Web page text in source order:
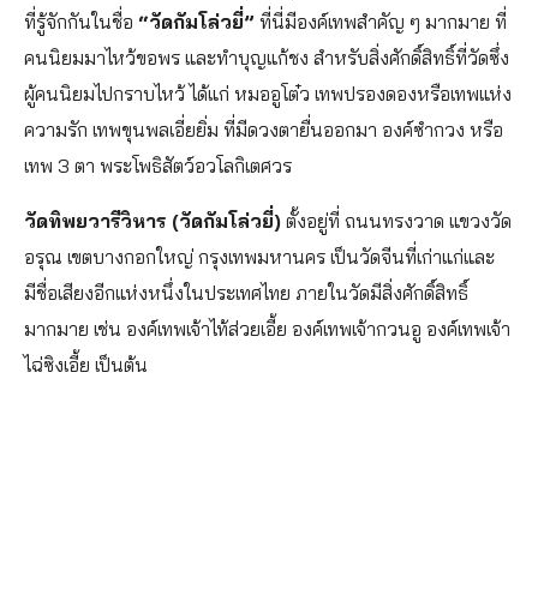
ที่รู้จักกันในชื่อ “วัดกัมโล่วยี่” ที่นี่มีองค์เทพสำคัญ ๆ มากมาย ที่
คนนิยมมาไหว้ขอพร และทำบุญแก้ชง สำหรับสิ่งศักดิ์สิทธิ์ที่วัดซึ่ง
ผู้คนนิยมไปกราบไหว้ ได้แก่ หมออูโต๋ว เทพปรองดองหรือเทพแห่ง
ความรัก เทพขุนพลเอี่ยยิ่ม ที่มีดวงตายื่นออกมา องค์ซำกวง หรือ
เทพ 3 ตา พระโพธิสัตว์อวโลกิเตศวร
วัดทิพยวารีวิหาร (วัดกัมโล่วยี่) ตั้งอยู่ที่ ถนนทรงวาด แขวงวัด
อรุณ เขตบางกอกใหญ่ กรุงเทพมหานคร เป็นวัดจีนที่เก่าแก่และ
มีชื่อเสียงอีกแห่งหนึ่งในประเทศไทย ภายในวัดมีสิ่งศักดิ์สิทธิ์
มากมาย เช่น องค์เทพเจ้าไท้ส่วยเอี้ย องค์เทพเจ้ากวนอู องค์เทพเจ้า
ไฉ่ซิงเอี้ย เป็นต้น